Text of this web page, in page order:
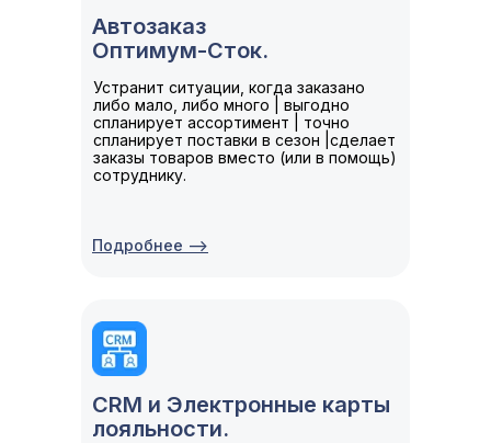
Автозаказ
Оптимум-Сток.
Устранит ситуации, когда заказано
либо мало, либо много | выгодно
спланирует ассортимент | точно
спланирует поставки в сезон |сделает
заказы товаров вместо (или в помощь)
сотруднику.
Подробнее -->
CRM и Электронные карты
лояльности.